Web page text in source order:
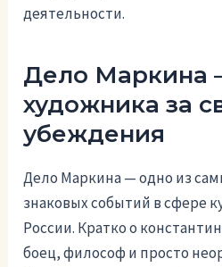
деятельности.
Дело Маркина
художника за
убеждения
Дело Маркина — одно из
знаковых событий в сфере
России. Кратко о
боец, философ и просто